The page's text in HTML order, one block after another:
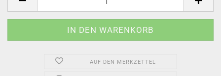
AUF DEN MERKZETTEL